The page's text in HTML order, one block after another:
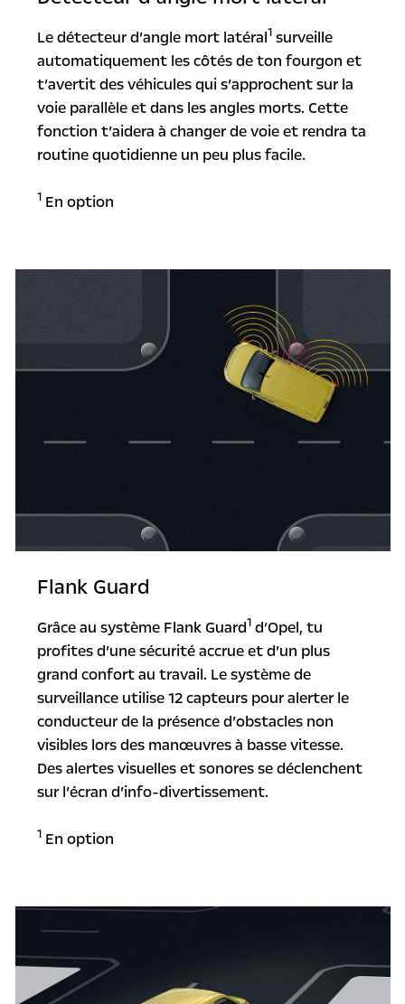
Le détecteur d’angle mort latéral1surveille
automatiquement les côtés de ton fourgon et
t’avertit des véhicules qui s’approchent sur la
voie parallèle et dans les angles morts. Cette
fonction t’aidera à changer de voie et rendra ta
routine quotidienne un peu plus facile.
1En option
Flank Guard
Grâce au système Flank Guard1d’Opel, tu
profites d’une sécurité accrue et d’un plus
grand confort au travail. Le système de
surveillance utilise 12 capteurs pour alerter le
conducteur de la présence d’obstacles non
visibles lors des manœuvres à basse vitesse.
Des alertes visuelles et sonores se déclenchent
sur l’écran d’info-divertissement.
1En option